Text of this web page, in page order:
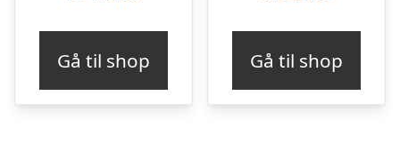
Gå til shop Gå til shop